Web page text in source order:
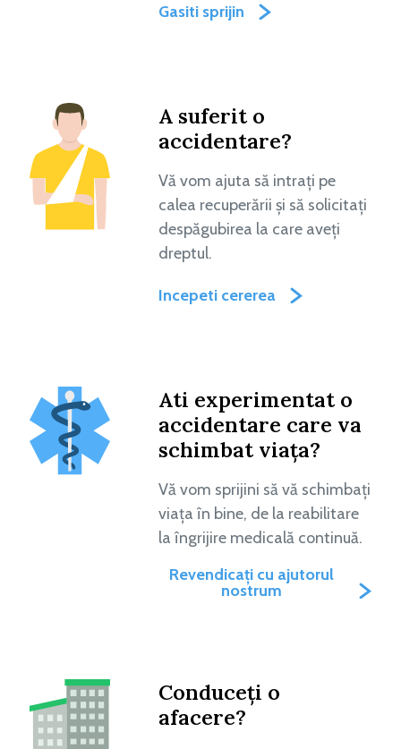
Gasiti sprijin
A suferit o
accidentare?
Vă vom ajuta să intrați pe
calea recuperării și să solicitați
despăgubirea la care aveți
dreptul.
Incepeti cererea
Ati experimentat o
accidentare care va
schimbat viața?
Vă vom sprijini să vă schimbați
viața în bine, de la reabilitare
la îngrijire medicală continuă.
Revendicați cu ajutorul
nostrum
Conduceți o
afacere?